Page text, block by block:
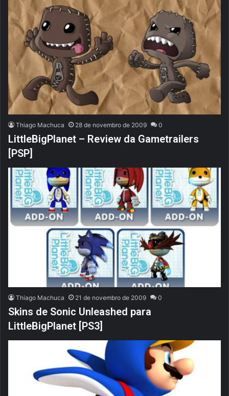
Thiago Machuca 28 de novembro de 2009 0
LittleBigPlanet – Review da Gametrailers
[PSP]
Thiago Machuca 21 de novembro de 2009 0
Skins de Sonic Unleashed para
LittleBigPlanet [PS3]